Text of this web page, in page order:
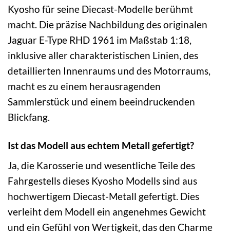
Kyosho für seine Diecast-Modelle berühmt
macht. Die präzise Nachbildung des originalen
Jaguar E-Type RHD 1961 im Maßstab 1:18,
inklusive aller charakteristischen Linien, des
detaillierten Innenraums und des Motorraums,
macht es zu einem herausragenden
Sammlerstück und einem beeindruckenden
Blickfang.
Ist das Modell aus echtem Metall gefertigt?
Ja, die Karosserie und wesentliche Teile des
Fahrgestells dieses Kyosho Modells sind aus
hochwertigem Diecast-Metall gefertigt. Dies
verleiht dem Modell ein angenehmes Gewicht
und ein Gefühl von Wertigkeit, das den Charme